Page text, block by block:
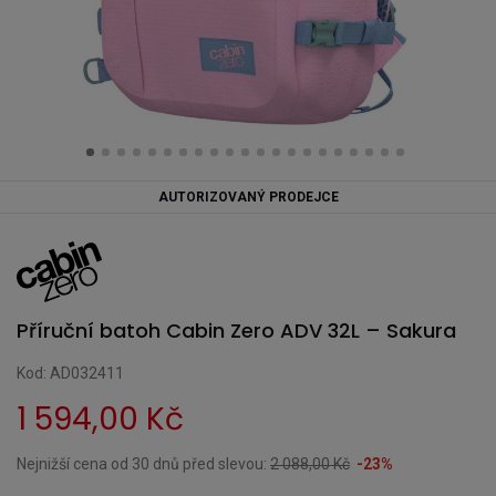
AUTORIZOVANÝ PRODEJCE
Příruční batoh Cabin Zero ADV 32L – Sakura
Kod: AD032411
1 594,00 Kč
Nejnižší cena od 30 dnů před slevou: 2 088,00 Kč -23%